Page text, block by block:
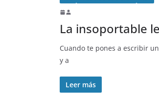
La insoportable
Cuando te pones a escribir
y a
Leer más